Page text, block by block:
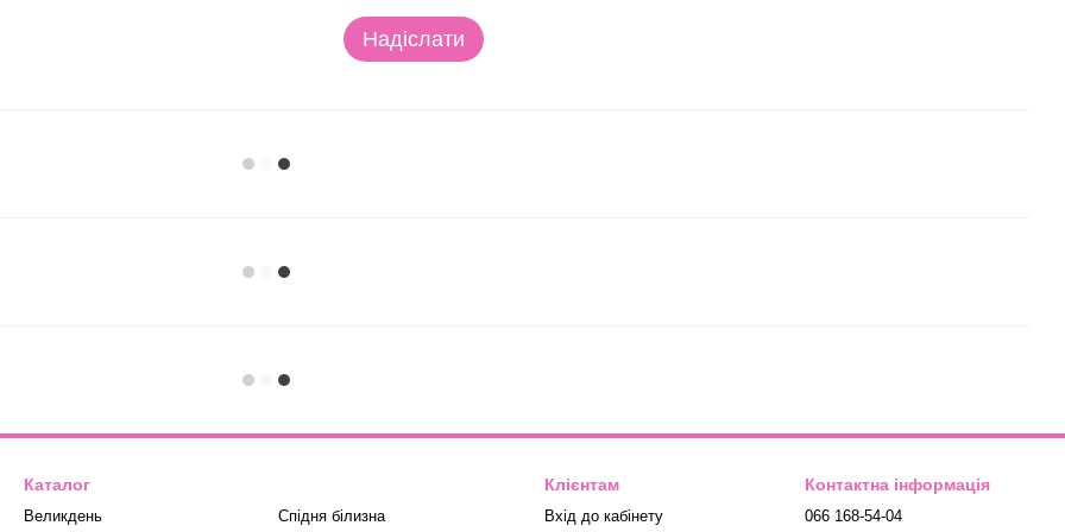
Надіслати
Каталог
Великдень Спідня білизна
Клієнтам
Вхід до кабінету
Контактна інформація
066 168-54-04